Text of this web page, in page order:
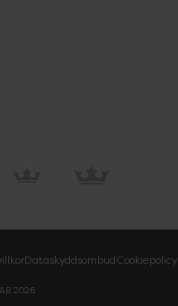
DataskyddsombudCookiepolicy
2026